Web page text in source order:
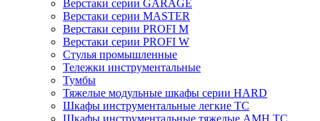
Верстаки серии GARAGE
Верстаки серии MASTER
Верстаки серии PROFI M
Верстаки серии PROFI W
Стулья промышленные
Тележки инструментальные
Тумбы
Тяжелые модульные шкафы серии HARD
Шкафы инструментальные легкие ТС
Шкафы инструментальные тяжелые AMH TC